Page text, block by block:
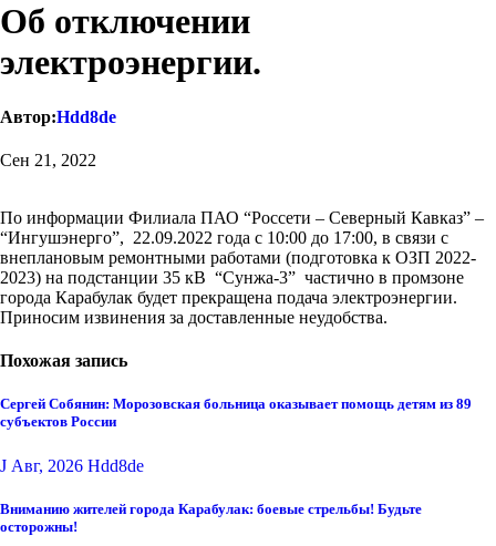
Об отключении
электроэнергии.
Автор:Hdd8de
Сен 21, 2022
По информации Филиала ПАО “Россети – Северный Кавказ” –
“Ингушэнерго”, 22.09.2022 года с 10:00 до 17:00, в связи с
внеплановым ремонтными работами (подготовка к ОЗП 2022-
2023) на подстанции 35 кВ “Сунжа-3” частично в промзоне
города Карабулак будет прекращена подача электроэнергии.
Приносим извинения за доставленные неудобства.
Похожая запись
Сергей Собянин: Морозовская больница оказывает помощь детям из 89
субъектов России
J Авг, 2026 Hdd8de
Вниманию жителей города Карабулак: боевые стрельбы! Будьте
осторожны!